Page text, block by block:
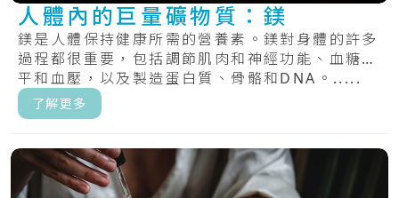
人體內的巨量礦物質：鎂
鎂是人體保持健康所需的營養素。鎂對身體的許多
過程都很重要，包括調節肌肉和神經功能、血糖水
平和血壓，以及製造蛋白質、骨骼和DNA。.....
了解更多